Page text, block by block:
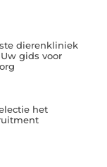
dierenkliniek
gids voor
het